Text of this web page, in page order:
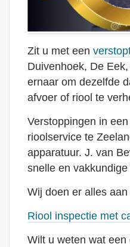
Zit u met een
Duivenhoek, De
ernaar om dezelfde
afvoer of riool te
Verstoppingen in
rioolservice te
apparatuur. J. van
snelle en
Wij doen er alles
Riool inspectie met
Wilt u weten wat